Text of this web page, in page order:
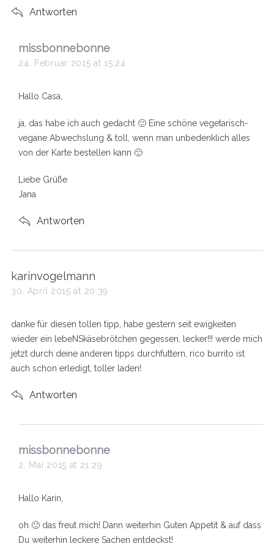
Antworten
s
a
s
missbonnebonne
24. Februar 2015 at 15:24
Hallo Casa,
ja, das habe ich auch gedacht 🙂 Eine schöne vegetarisch-
vegane Abwechslung & toll, wenn man unbedenklich alles
von der Karte bestellen kann 🙂
Liebe Grüße
Jana
Antworten
s
a
s
:
karinvogelmann
30. April 2015 at 20:39
danke für diesen tollen tipp, habe gestern seit ewigkeiten
wieder ein lebeNSkäsebrötchen gegessen, lecker!!! werde mich
jetzt durch deine anderen tipps durchfuttern, rico burrito ist
auch schon erledigt, toller laden!
Antworten
s
a
s
missbonnebonne
2. Mai 2015 at 21:29
Hallo Karin,
oh 🙂 das freut mich! Dann weiterhin Guten Appetit & auf dass
Du weiterhin leckere Sachen entdeckst!